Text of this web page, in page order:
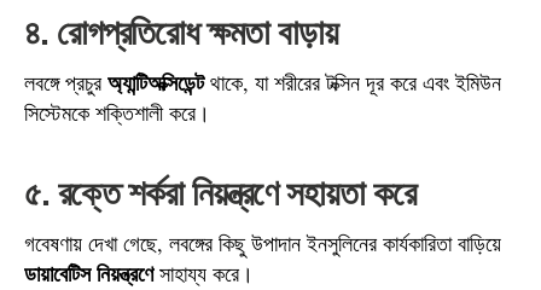
৪. রোগপ্রতিরোধ ক্ষমতা বাড়ায়
লবঙ্গে প্রচুরঅ্যান্টিঅক্সিডেন্টথাকে, যা শরীরের টক্সিন দূর করে এবং ইমিউন
সিস্টেমকে শক্তিশালী করে।
৫. রক্তে শর্করা নিয়ন্ত্রণে সহায়তা করে
গবেষণায় দেখা গেছে, লবঙ্গের কিছু উপাদান ইনসুলিনের কার্যকারিতা বাড়িয়ে
ডায়াবেটিস নিয়ন্ত্রণেসাহায্য করে।